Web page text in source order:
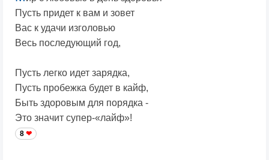
Пусть придет к вам и зовет
Вас к удачи изголовью
Весь последующий год,
Пусть легко идет зарядка,
Пусть пробежка будет в кайф,
Быть здоровым для порядка -
Это значит супер-«лайф»!
8